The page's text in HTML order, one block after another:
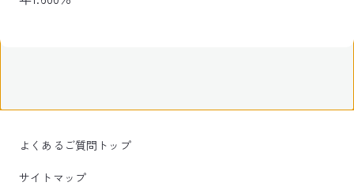
よくあるご質問トップ
サイトマップ